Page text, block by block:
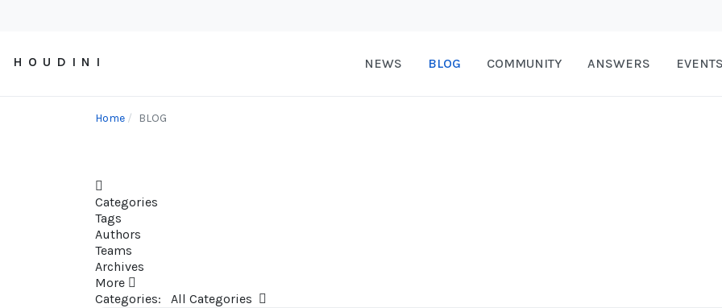
H O U D I N I NEWS BLOG COMMUNITY ANSWERS
Home BLOG
Categories
Tags
Authors
Teams
Archives
More
Categories:
All Categories